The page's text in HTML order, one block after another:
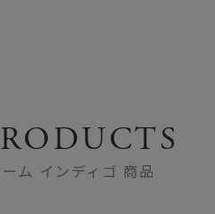
ム インディゴ 商品